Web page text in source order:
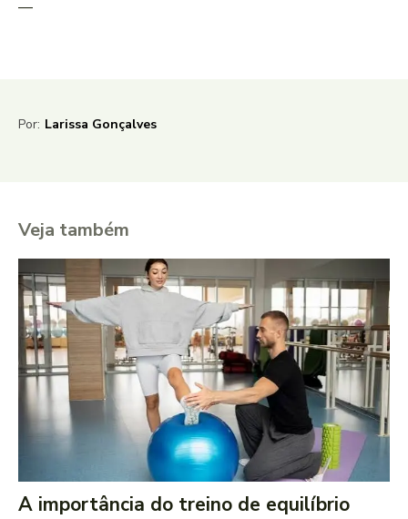
—
Por: Larissa Gonçalves
Veja também
A importância do treino de equilíbrio